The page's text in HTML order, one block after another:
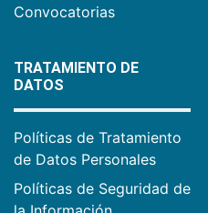
Convocatorias
TRATAMIENTO DE
DATOS
Políticas de Tratamiento
de Datos Personales
Políticas de Seguridad de